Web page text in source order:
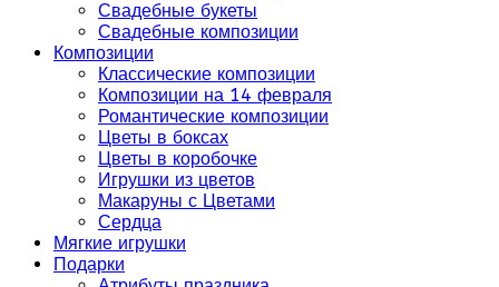
Свадебные букеты
Свадебные композиции
Композиции
Классические композиции
Композиции на 14 февраля
Романтические композиции
Цветы в боксах
Цветы в коробочке
Игрушки из цветов
Макаруны с Цветами
Сердца
Мягкие игрушки
Подарки